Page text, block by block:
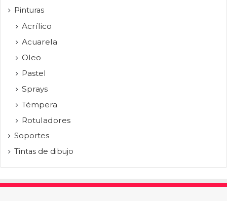
Pinturas
Acrílico
Acuarela
Oleo
Pastel
Sprays
Témpera
Rotuladores
Soportes
Tintas de dibujo